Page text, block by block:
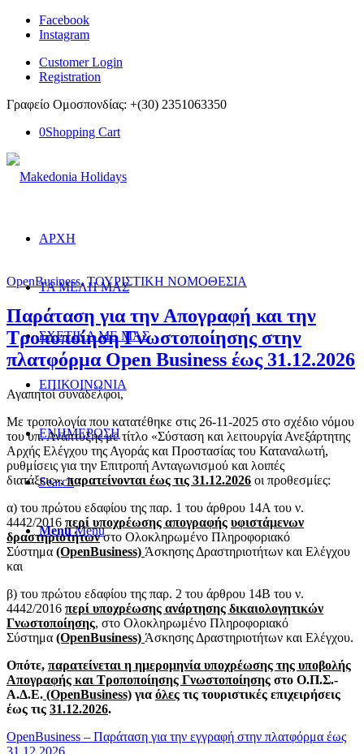
Facebook
Instagram
Customer Login
Registration
Γραφείο Ομοσπονδίας: +(30) 2351063350
0Shopping Cart
ΑΡΧΗ
ΤΑ ΜΕΛΗ ΜΑΣ
ΣΧΕΤΙΚΑ ΜΕ ΜΑΣ
ΕΠΙΚΟΙΝΩΝΙΑ
ΕΝΗΜΕΡΩΣΗ
Search
Menu Menu
OpenBusiness,ΤΟΥΡΙΣΤΙΚΗ ΝΟΜΟΘΕΣΙΑ
Παράταση για την Απογραφή και την
Τροποποίηση Γνωστοποίησης στην
πλατφόρμα Open Business έως 31.12.2026
Αγαπητοί συνάδελφοι,
Με τροπολογία που κατατέθηκε στις 26-11-2025 στο σχέδιο νόμου
του υπ. Ανάπτυξης με τίτλο «Σύσταση και λειτουργία Ανεξάρτητης
Αρχής Ελέγχου της Αγοράς και Προστασίας του Καταναλωτή,
ρυθμίσεις για την Επιτροπή Ανταγωνισμού και λοιπές
διατάξεις»,παρατείνονται έως τις 31.12.2026 οι προθεσμίες:
α) του πρώτου εδαφίου της παρ. 1 του άρθρου 14Α του ν.
4442/2016 περί υποχρέωσης απογραφής υφιστάμενων
δραστηριοτήτωνστο Ολοκληρωμένο Πληροφοριακό
Σύστημα (OpenBusiness) Άσκησης Δραστηριοτήτων και Ελέγχου
και
β) του πρώτου εδαφίου της παρ. 2 του άρθρου 14Β του ν.
4442/2016 περί υποχρέωσης ανάρτησης δικαιολογητικών
Γνωστοποίησης, στο Ολοκληρωμένο Πληροφοριακό
Σύστημα (OpenBusiness) Άσκησης Δραστηριοτήτων και Ελέγχου.
Οπότε, παρατείνεται η ημερομηνία υποχρέωσης της υποβολής
Απογραφής και Τροποποίησης Γνωστοποίησης στο Ο.Π.Σ.-
Α.Δ.Ε. (OpenBusiness) για όλες τις τουριστικές επιχειρήσεις
έως τις 31.12.2026.
OpenBusiness – Παράταση για την εγγραφή στην πλατφόρμα έως
31.12.2026